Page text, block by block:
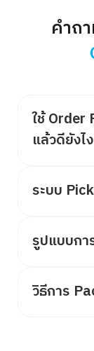
คำถ
ใช้ Order
แล้วดียังไ
ระบบ
รูปแบบกา
วิธีการ